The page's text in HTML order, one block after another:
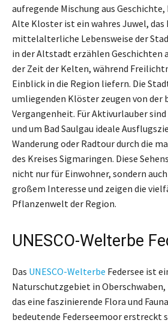
aufregende Mischung aus
Alte Kloster ist ein wahres Juwel, das
mittelalterliche Lebensweise der
in der Altstadt erzählen Geschichten
der Zeit der Kelten, während
Einblick in die Region liefern. Die
umliegenden Klöster zeugen von der
Vergangenheit. Für Aktivurlauber
und um Bad Saulgau ideale
Wanderung oder Radtour durch die
des Kreises Sigmaringen. Diese
nicht nur für Einwohner, sondern
großem Interesse und zeigen die
Pflanzenwelt der Region.
UNESCO-Welterbe
Das UNESCO-Welterbe Federsee ist
Naturschutzgebiet in
das eine faszinierende Flora und
bedeutende Federseemoor erstreckt